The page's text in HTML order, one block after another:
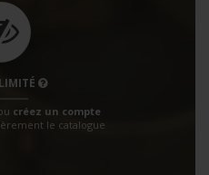
LIMITÉ
créez un compte
le catalogue